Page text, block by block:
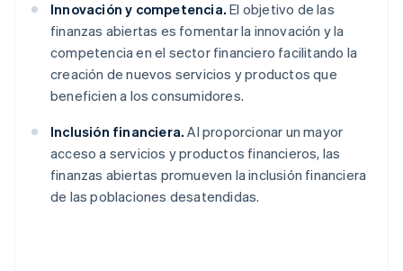
Innovación y competencia. El objetivo de las
finanzas abiertas es fomentar la innovación y la
competencia en el sector financiero facilitando la
creación de nuevos servicios y productos que
beneficien a los consumidores.
Inclusión financiera. Al proporcionar un mayor
acceso a servicios y productos financieros, las
finanzas abiertas promueven la inclusión financiera
de las poblaciones desatendidas.